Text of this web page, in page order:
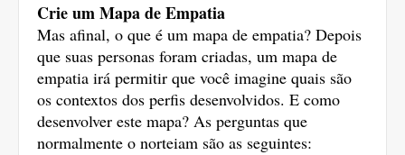
Crie um Mapa de Empatia
Mas afinal, o que é um mapa de empatia? Depois
que suas personas foram criadas, um mapa de
empatia irá permitir que você imagine quais são
os contextos dos perfis desenvolvidos. E como
desenvolver este mapa? As perguntas que
normalmente o norteiam são as seguintes: